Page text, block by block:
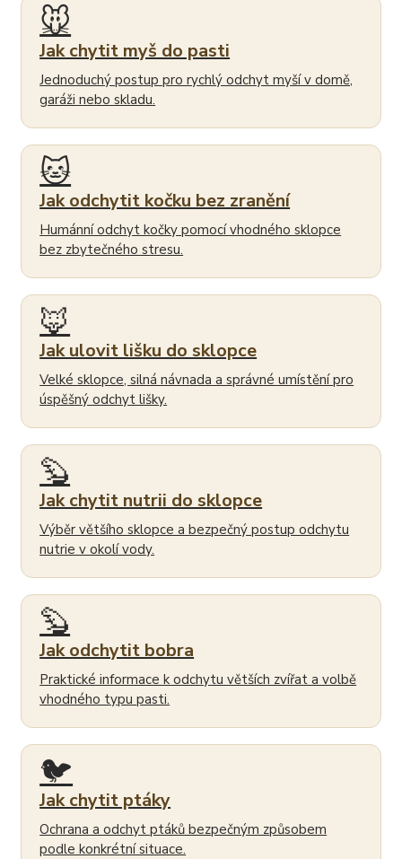
🐭
Jak chytit myš do pasti
Jednoduchý postup pro rychlý odchyt myší v domě,
garáži nebo skladu.
🐱
Jak odchytit kočku bez zranění
Humánní odchyt kočky pomocí vhodného sklopce
bez zbytečného stresu.
🦊
Jak ulovit lišku do sklopce
Velké sklopce, silná návnada a správné umístění pro
úspěšný odchyt lišky.
🦫
Jak chytit nutrii do sklopce
Výběr většího sklopce a bezpečný postup odchytu
nutrie v okolí vody.
🦫
Jak odchytit bobra
Praktické informace k odchytu větších zvířat a volbě
vhodného typu pasti.
🐦
Jak chytit ptáky
Ochrana a odchyt ptáků bezpečným způsobem
podle konkrétní situace.